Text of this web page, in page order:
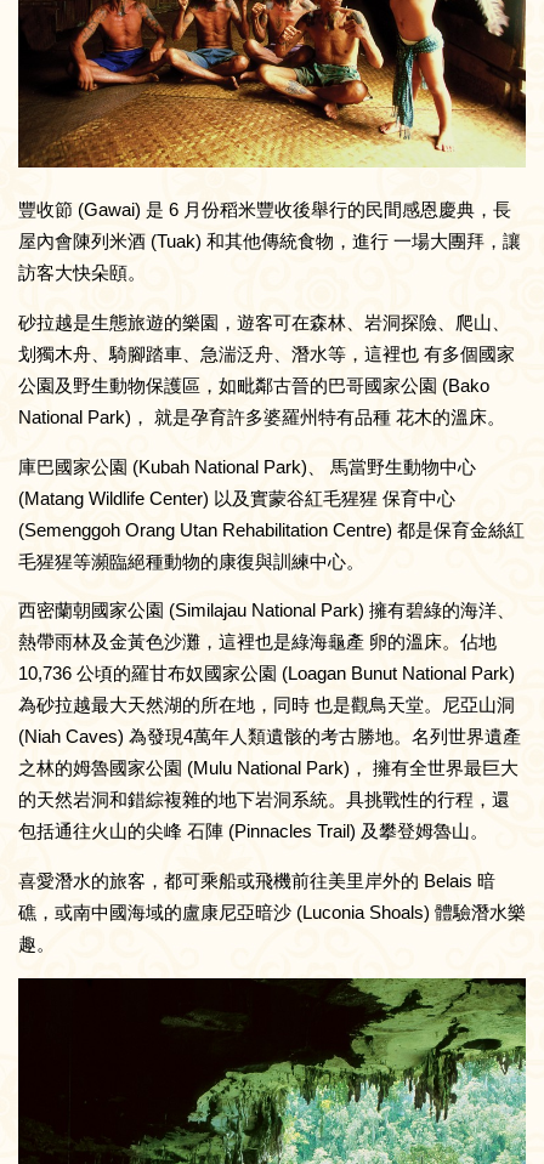
豐收節 (Gawai) 是 6 月份稻米豐收後舉行的民間感恩慶典，長
屋內會陳列米酒 (Tuak) 和其他傳統食物，進行 一場大團拜，讓
訪客大快朵頤。
砂拉越是生態旅遊的樂園，遊客可在森林、岩洞探險、爬山、
划獨木舟、騎腳踏車、急湍泛舟、潛水等，這裡也 有多個國家
公園及野生動物保護區，如毗鄰古晉的巴哥國家公園 (Bako
National Park)， 就是孕育許多婆羅州特有品種 花木的溫床。
庫巴國家公園 (Kubah National Park)、 馬當野生動物中心
(Matang Wildlife Center) 以及實蒙谷紅毛猩猩 保育中心
(Semenggoh Orang Utan Rehabilitation Centre) 都是保育金絲紅
毛猩猩等瀕臨絕種動物的康復與訓練中心。
西密蘭朝國家公園 (Similajau National Park) 擁有碧綠的海洋、
熱帶雨林及金黃色沙灘，這裡也是綠海龜產 卵的溫床。佔地
10,736 公頃的羅甘布奴國家公園 (Loagan Bunut National Park)
為砂拉越最大天然湖的所在地，同時 也是觀鳥天堂。尼亞山洞
(Niah Caves) 為發現4萬年人類遺骸的考古勝地。名列世界遺產
之林的姆魯國家公園 (Mulu National Park)， 擁有全世界最巨大
的天然岩洞和錯綜複雜的地下岩洞系統。具挑戰性的行程，還
包括通往火山的尖峰 石陣 (Pinnacles Trail) 及攀登姆魯山。
喜愛潛水的旅客，都可乘船或飛機前往美里岸外的 Belais 暗
礁，或南中國海域的盧康尼亞暗沙 (Luconia Shoals) 體驗潛水樂
趣。